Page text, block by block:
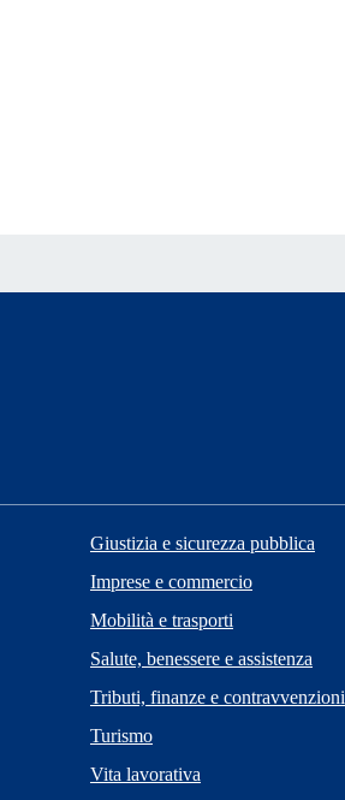
Giustizia e sicurezza pubblica
Imprese e commercio
Mobilità e trasporti
Salute, benessere e assistenza
Tributi, finanze e contravvenzioni
Turismo
Vita lavorativa